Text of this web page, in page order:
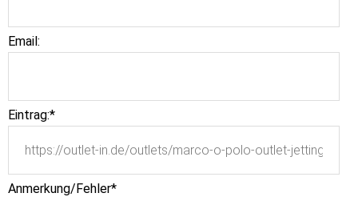
Email:
Eintrag:*
Anmerkung/Fehler*